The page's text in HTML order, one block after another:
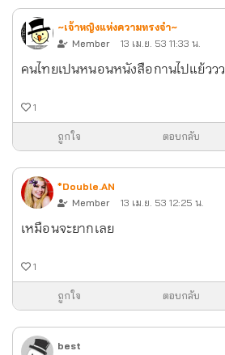
~เจ้าหญิงแห่งความทรงจำ~
Member
13 เม.ย. 53 11:33 น.
คนไทยเปนหนอนหนังสือกานไปแย้ววว
1
ถูกใจ ตอบกลับ
*Double.AN
Member
13 เม.ย. 53 12:25 น.
เหมือนจะยากเลย
1
ถูกใจ ตอบกลับ
best